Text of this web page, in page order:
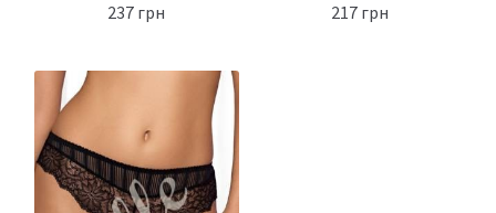
237 грн 217грн